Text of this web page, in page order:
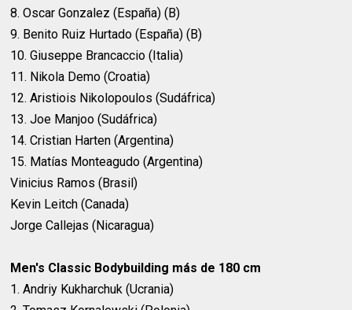
8. Oscar Gonzalez (España) (B)
9. Benito Ruiz Hurtado (España) (B)
10. Giuseppe Brancaccio (Italia)
11. Nikola Demo (Croatia)
12. Aristiois Nikolopoulos (Sudáfrica)
13. Joe Manjoo (Sudáfrica)
14. Cristian Harten (Argentina)
15. Matías Monteagudo (Argentina)
Vinicius Ramos (Brasil)
Kevin Leitch (Canada)
Jorge Callejas (Nicaragua)
Men's Classic Bodybuilding más de 180 cm
1. Andriy Kukharchuk (Ucrania)